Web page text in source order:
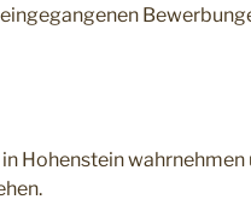
Hohenstein